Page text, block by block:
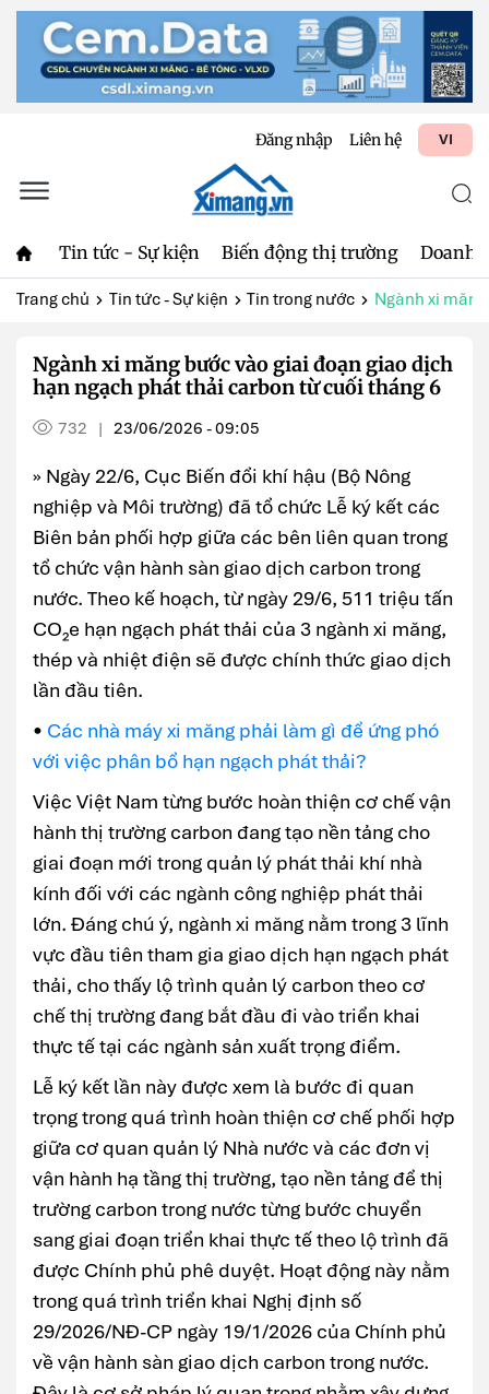
Đăng nhập Liên hệ VI
Tin tức - Sự kiện Biến động thị trường Doanh
Trang chủ Tin tức - Sự kiện Tin trong nước Ngành xi
Ngành xi măng bước vào giai đoạn giao dịch
hạn ngạch phát thải carbon từ cuối tháng 6
732 | 23/06/2026 - 09:05
» Ngày 22/6, Cục Biến đổi khí hậu (Bộ Nông
nghiệp và Môi trường) đã tổ chức Lễ ký kết các
Biên bản phối hợp giữa các bên liên quan trong
tổ chức vận hành sàn giao dịch carbon trong
nước. Theo kế hoạch, từ ngày 29/6, 511 triệu tấn
CO₂e hạn ngạch phát thải của 3 ngành xi măng,
thép và nhiệt điện sẽ được chính thức giao dịch
lần đầu tiên.
• Các nhà máy xi măng phải làm gì để ứng phó
với việc phân bổ hạn ngạch phát thải?
Việc Việt Nam từng bước hoàn thiện cơ chế vận
hành thị trường carbon đang tạo nền tảng cho
giai đoạn mới trong quản lý phát thải khí nhà
kính đối với các ngành công nghiệp phát thải
lớn. Đáng chú ý, ngành xi măng nằm trong 3 lĩnh
vực đầu tiên tham gia giao dịch hạn ngạch phát
thải, cho thấy lộ trình quản lý carbon theo cơ
chế thị trường đang bắt đầu đi vào triển khai
thực tế tại các ngành sản xuất trọng điểm.
Lễ ký kết lần này được xem là bước đi quan
trọng trong quá trình hoàn thiện cơ chế phối hợp
giữa cơ quan quản lý Nhà nước và các đơn vị
vận hành hạ tầng thị trường, tạo nền tảng để thị
trường carbon trong nước từng bước chuyển
sang giai đoạn triển khai thực tế theo lộ trình đã
được Chính phủ phê duyệt. Hoạt động này nằm
trong quá trình triển khai Nghị định số
29/2026/NĐ-CP ngày 19/1/2026 của Chính phủ
về vận hành sàn giao dịch carbon trong nước.